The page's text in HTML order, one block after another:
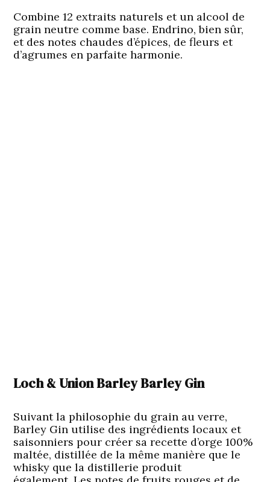
Combine 12 extraits naturels et un alcool de
grain neutre comme base. Endrino, bien sûr,
et des notes chaudes d’épices, de fleurs et
d’agrumes en parfaite harmonie.
Loch & Union Barley Barley Gin
Suivant la philosophie du grain au verre,
Barley Gin utilise des ingrédients locaux et
saisonniers pour créer sa recette d’orge 100%
maltée, distillée de la même manière que le
whisky que la distillerie produit